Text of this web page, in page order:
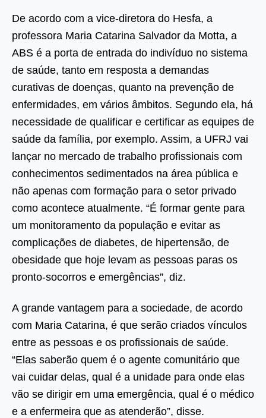
De acordo com a vice-diretora do Hesfa, a
professora Maria Catarina Salvador da Motta, a
ABS é a porta de entrada do indivíduo no sistema
de saúde, tanto em resposta a demandas
curativas de doenças, quanto na prevenção de
enfermidades, em vários âmbitos. Segundo ela, há
necessidade de qualificar e certificar as equipes de
saúde da família, por exemplo. Assim, a UFRJ vai
lançar no mercado de trabalho profissionais com
conhecimentos sedimentados na área pública e
não apenas com formação para o setor privado
como acontece atualmente. “É formar gente para
um monitoramento da população e evitar as
complicações de diabetes, de hipertensão, de
obesidade que hoje levam as pessoas paras os
pronto-socorros e emergências”, diz.
A grande vantagem para a sociedade, de acordo
com Maria Catarina, é que serão criados vínculos
entre as pessoas e os profissionais de saúde.
“Elas saberão quem é o agente comunitário que
vai cuidar delas, qual é a unidade para onde elas
vão se dirigir em uma emergência, qual é o médico
e a enfermeira que as atenderão”, disse.